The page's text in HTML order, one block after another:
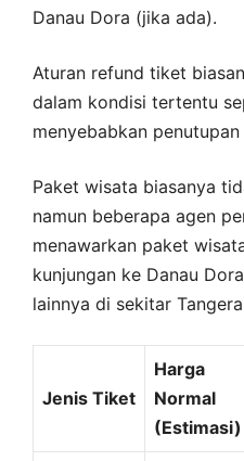
Danau Dora (jika ada).
Aturan refund tiket
dalam kondisi tertentu
menyebabkan
Paket wisata biasanya
namun beberapa agen
menawarkan paket
kunjungan ke Danau
lainnya di sekitar
Jenis Tiket
Harga
Normal
(Estimasi)